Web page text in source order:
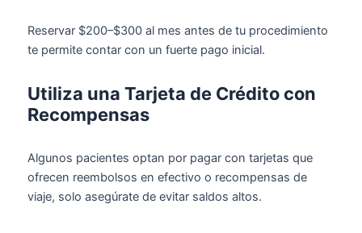
Reservar $200–$300 al mes antes de tu procedimiento
te permite contar con un fuerte pago inicial.
Utiliza una Tarjeta de Crédito con
Recompensas
Algunos pacientes optan por pagar con tarjetas que
ofrecen reembolsos en efectivo o recompensas de
viaje, solo asegúrate de evitar saldos altos.